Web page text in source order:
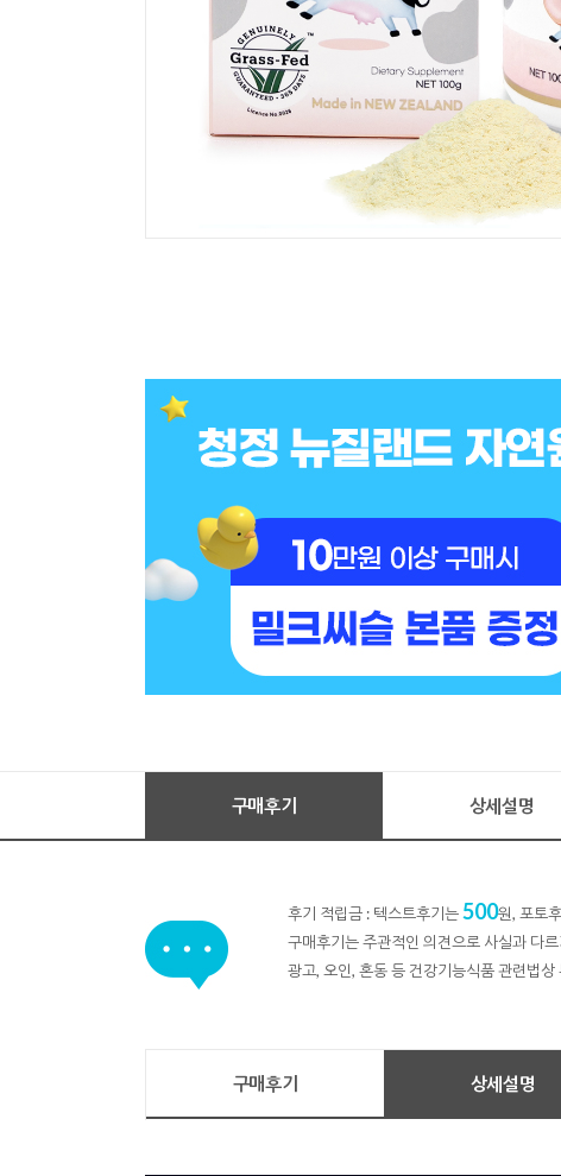
구매후기 상세설명
후기 적립금 : 텍스트후기는500원, 포토
구매후기는 주관적인 의견으로 사실과 다
광고, 오인, 혼동 등 건강기능식품 관련법
구매후기 상세설명